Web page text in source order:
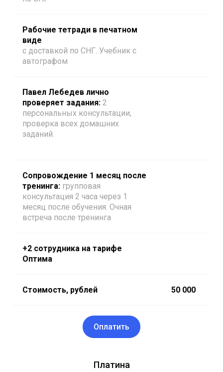
Рабочие тетради в печатном
виде
с доставкой по СНГ. Учебник с
автографом
Павел Лебедев лично
проверяет задания: 2
персональных консультации,
проверка всех домашних
заданий.
Сопровождение 1 месяц после
тренинга: групповая
консультация 2 часа через 1
месяц после обучения. Очная
встреча после тренинга
+2 сотрудника на тарифе
Оптима
Стоимость, рублей 50 000
Оплатить
Платина